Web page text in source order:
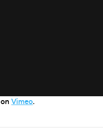
on Vimeo.